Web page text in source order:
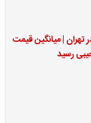
تهران | میانگین قیمت
رسید